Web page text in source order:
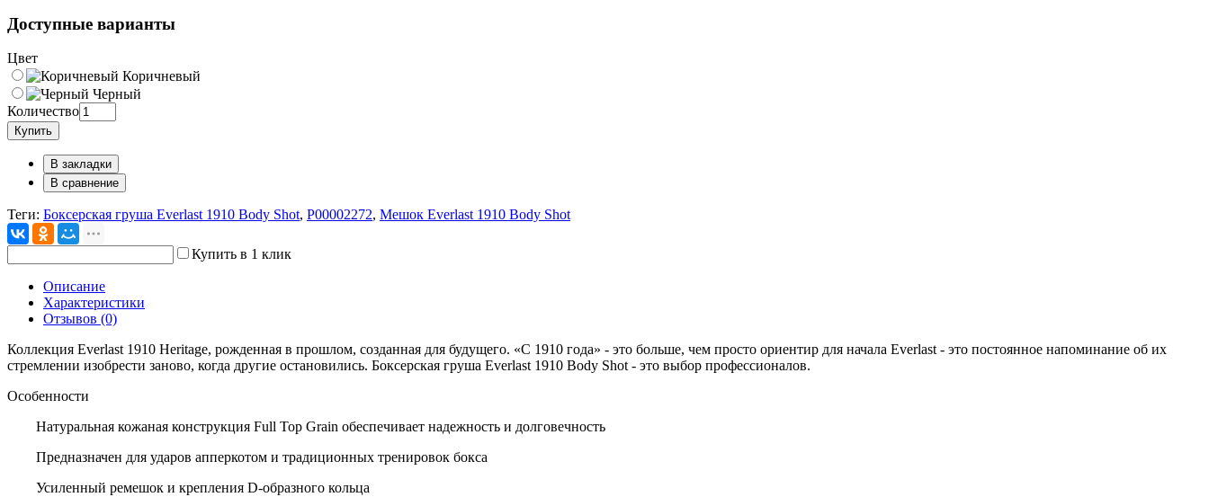
Доступные варианты
Цвет
Коричневый
Черный
Количество
Купить
В закладки
В сравнение
Теги: Боксерская груша Everlast 1910 Body Shot, P00002272, Мешок Everlast 1910 Body Shot
Купить в 1 клик
Описание
Характеристики
Отзывов (0)
Коллекция Everlast 1910 Heritage, рожденная в прошлом, созданная для будущего. «С 1910 года» - это больше, чем просто ориентир для начала Everlast - это постоянное напоминание об их
стремлении изобрести заново, когда другие остановились. Боксерская груша Everlast 1910 Body Shot - это выбор профессионалов.
Особенности
Натуральная кожаная конструкция Full Top Grain обеспечивает надежность и долговечность
Предназначен для ударов апперкотом и традиционных тренировок бокса
Усиленный ремешок и крепления D-образного кольца